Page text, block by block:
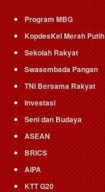
Program MBG
KopdesKel Merah Putih
Sekolah Rakyat
Swasembada Pangan
TNI Bersama Rakyat
Investasi
Seni dan Budaya
ASEAN
BRICS
AIPA
KTT G20